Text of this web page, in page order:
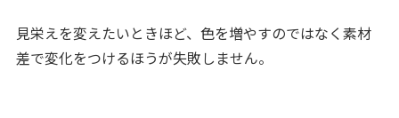
見栄えを変えたいときほど、色を増やすのではなく素材
差で変化をつけるほうが失敗しません。